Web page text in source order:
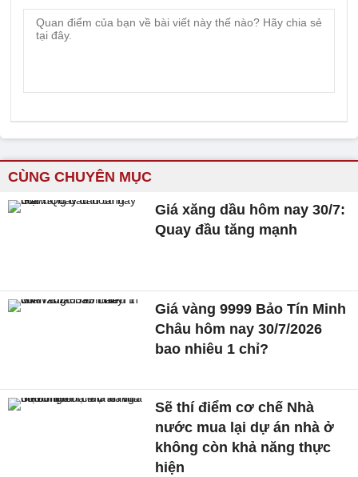
CÙNG CHUYÊN MỤC
Giá xăng dầu hôm nay 30/7:
Quay đầu tăng mạnh
Giá vàng 9999 Bảo Tín Minh
Châu hôm nay 30/7/2026
bao nhiêu 1 chỉ?
Sẽ thí điểm cơ chế Nhà
nước mua lại dự án nhà ở
không còn khả năng thực
hiện